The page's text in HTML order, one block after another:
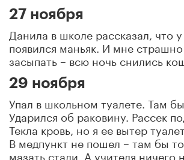
27 ноября
Данила в школе рассказал, что
появился маньяк. И мне
засыпать – всю ночь снились
29 ноября
Упал в школьном туалете. Там
Ударился об раковину. Рассек
Текла кровь, но я ее вытер
В медпункт не пошел – там бы
мазать стали. А учителя ничего